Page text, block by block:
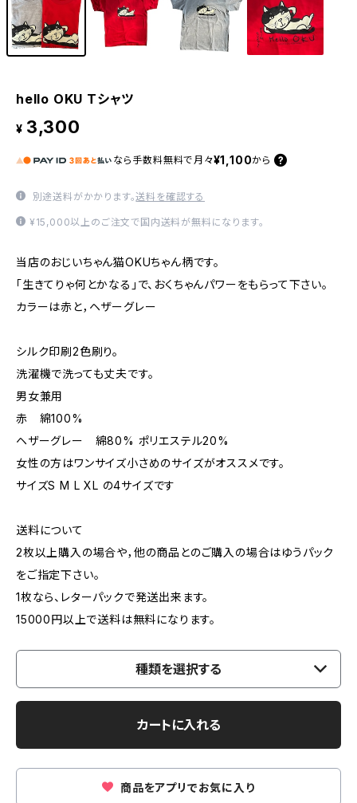
hello OKU Tシャツ
¥ 3,300
なら 手数料無料で 月々¥1,100から
別途送料がかかります。送料を確認する
¥15,000以上のご注文で国内送料が無料になります。
当店のおじいちゃん猫OKUちゃん柄です。
「生きてりゃ何とかなる」で、おくちゃんパワーをもらって下さい。
カラーは赤と，ヘザーグレー
シルク印刷2色刷り。
洗濯機で洗っても丈夫です。
男女兼用
赤 綿100%
ヘザーグレー 綿80% ポリエステル20%
女性の方はワンサイズ小さめのサイズがオススメです。
サイズS M L XL の4サイズです
送料について
2枚以上購入の場合や，他の商品とのご購入の場合はゆうパック
をご指定下さい。
1枚なら、レターパックで発送出来ます。
15000円以上で送料は無料になります。
種類を選択する
カートに入れる
商品をアプリでお気に入り